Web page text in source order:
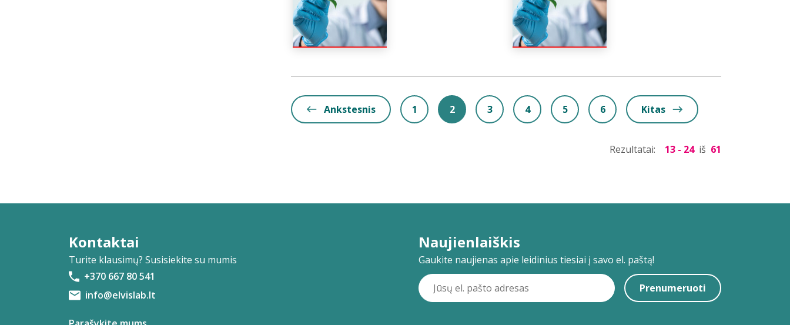
Ankstesnis 1 2 3 4 5 6 Kitas
Rezultatai: 13 - 24 iš 61
Kontaktai
Turite klausimų? Susisiekite su mumis
+370 667 80 541
info@elvislab.lt
Naujienlaiškis
Gaukite naujienas apie leidinius tiesiai į savo el. paštą!
Prenumeruoti